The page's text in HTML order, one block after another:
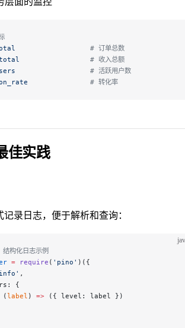
                  # 订单总数
                 # 收入总额
                  # 活跃用户数
               # 转化率
佳实践
记录日志，便于解析和查询：
化日志示例
= require ( 'pino' )({
,
{
(label ) => ({ level: label })